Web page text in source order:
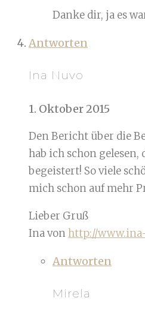
Danke dir, ja es
Antworten
Ina Nuvo
1. Oktober 2015
Den Bericht über die
hab ich schon gelesen,
begeistert! So viele
mich schon auf mehr
Lieber Gruß
Ina vonhttp://
Antworten
Mirela